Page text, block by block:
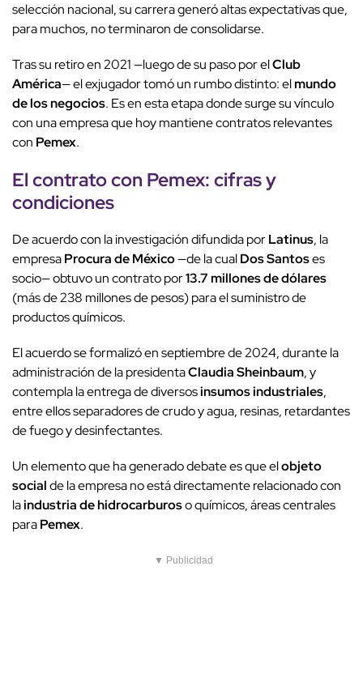
selección nacional, su carrera generó altas expectativas que,
para muchos, no terminaron de consolidarse.
Tras su retiro en 2021 —luego de su paso por elClub
América— el exjugador tomó un rumbo distinto: elmundo
de los negocios. Es en esta etapa donde surge su vínculo
con una empresa que hoy mantiene contratos relevantes
con Pemex.
El contrato con Pemex: cifras y
condiciones
De acuerdo con la investigación difundida porLatinus, la
empresaProcura de México—de la cualDos Santoses
socio— obtuvo un contrato por13.7 millones de dólares
(más de 238 millones de pesos) para el suministro de
productos químicos.
El acuerdo se formalizó en septiembre de 2024, durante la
administración de la presidentaClaudia Sheinbaum, y
contempla la entrega de diversosinsumos industriales,
entre ellos separadores de crudo y agua, resinas, retardantes
de fuego y desinfectantes.
Un elemento que ha generado debate es que elobjeto
socialde la empresa no está directamente relacionado con
laindustria de hidrocarburoso químicos, áreas centrales
paraPemex.
▼ Publicidad